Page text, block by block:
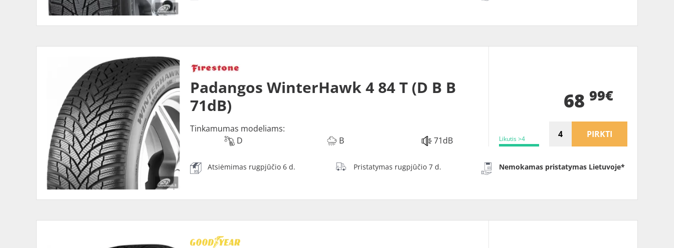
Padangos WinterHawk 4 84 T (D B B
71dB)
Tinkamumas modeliams:
D
B 71dB Likutis >4
68 99€
PIRKTI
Atsiėmimas rugpjūčio 6 d. Pristatymas rugpjūčio 7 d. Nemokamas pristatymas Lietuvoje*